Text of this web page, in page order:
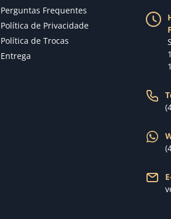
Perguntas Frequentes
Política de Privacidade
Política de Trocas
Entrega